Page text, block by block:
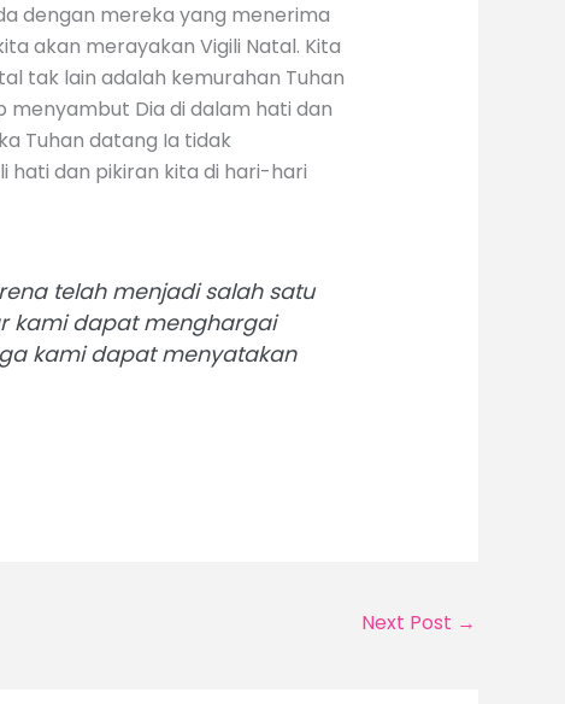
dengan mereka yang menerima
akan merayakan Vigili Natal. Kita
tak lain adalah kemurahan Tuhan
menyambut Dia di dalam hati dan
Tuhan datang Ia tidak
hati dan pikiran kita di hari-hari
telah menjadi salah satu
kami dapat menghargai
kami dapat menyatakan
Next Post →